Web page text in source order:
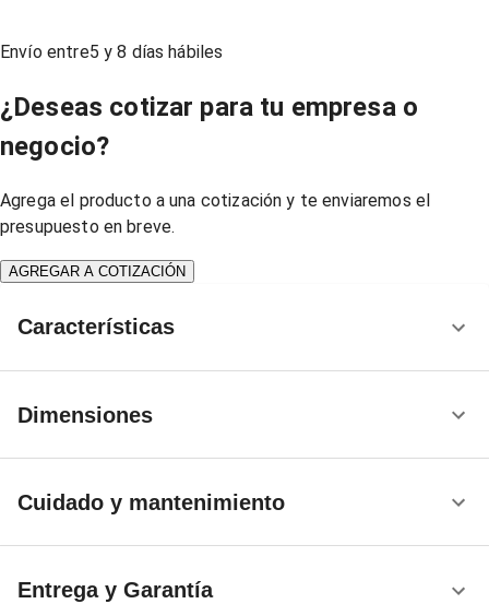
Envío entre5 y8 días hábiles
¿Deseas cotizar para tu empresa o
negocio?
Agrega el producto a una cotización y te enviaremos el
presupuesto en breve.
AGREGAR A COTIZACIÓN
Características
Dimensiones
Cuidado y mantenimiento
Entrega y Garantía